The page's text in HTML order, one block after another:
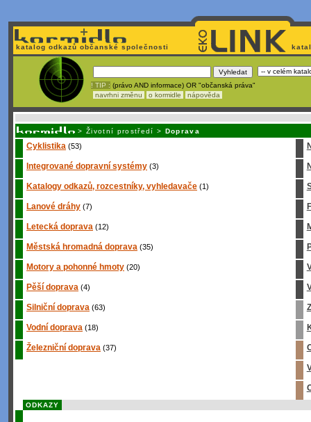
katalog odkazů občanské společnosti
! TIP : (právo AND informace) OR "občanská práva"
navrhni změnu
o kormidle nápověda
> Životní prostředí > Doprava
Cyklistika (53)
Integrované dopravní systémy (3)
Katalogy odkazů, rozcestníky, vyhledavače (1)
Lanové dráhy (7)
Letecká doprava (12)
Městská hromadná doprava (35)
Motory a pohonné hmoty (20)
Pěší doprava (4)
Silniční doprava (63)
Vodní doprava (18)
Železniční doprava (37)
ODKAZY